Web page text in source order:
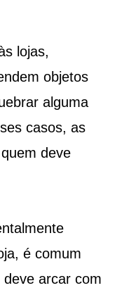
lojas,
objetos
alguma
casos, as
deve
é comum
arcar com